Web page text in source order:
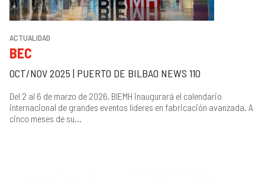
ACTUALIDAD
BEC
OCT/NOV 2025 | PUERTO DE BILBAO NEWS 110
Del 2 al 6 de marzo de 2026, BIEMH inaugurará el calendario
internacional de grandes eventos líderes en fabricación avanzada. A
cinco meses de su...